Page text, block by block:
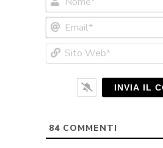
84 COMMENTI